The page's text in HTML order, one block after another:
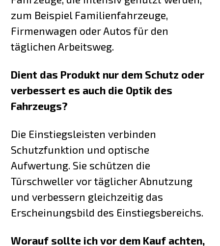
zum Beispiel Familienfahrzeuge,
Firmenwagen oder Autos für den
täglichen Arbeitsweg.
Dient das Produkt nur dem Schutz oder
verbessert es auch die Optik des
Fahrzeugs?
Die Einstiegsleisten verbinden
Schutzfunktion und optische
Aufwertung. Sie schützen die
Türschweller vor täglicher Abnutzung
und verbessern gleichzeitig das
Erscheinungsbild des Einstiegsbereichs.
Worauf sollte ich vor dem Kauf achten,